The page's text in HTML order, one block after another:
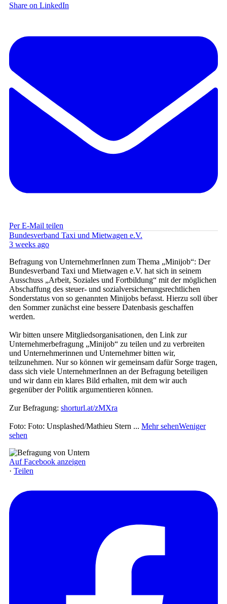
Share on LinkedIn
Per E-Mail teilen
Bundesverband Taxi und Mietwagen e.V.
3 weeks ago
Befragung von UnternehmerInnen zum Thema „Minijob“: Der
Bundesverband Taxi und Mietwagen e.V. hat sich in seinem
Ausschuss „Arbeit, Soziales und Fortbildung“ mit der möglichen
Abschaffung des steuer- und sozialversicherungsrechtlichen
Sonderstatus von so genannten Minijobs befasst. Hierzu soll über
den Sommer zunächst eine bessere Datenbasis geschaffen
werden.
Wir bitten unsere Mitgliedsorganisationen, den Link zur
Unternehmerbefragung „Minijob“ zu teilen und zu verbreiten
und Unternehmerinnen und Unternehmer bitten wir,
teilzunehmen. Nur so können wir gemeinsam dafür Sorge tragen,
dass sich viele UnternehmerInnen an der Befragung beteiligen
und wir dann ein klares Bild erhalten, mit dem wir auch
gegenüber der Politik argumentieren können.
Zur Befragung: shorturl.at/zMXra
Foto: Foto: Unsplashed/Mathieu Stern ... Mehr sehenWeniger
sehen
Auf Facebook anzeigen
· Teilen